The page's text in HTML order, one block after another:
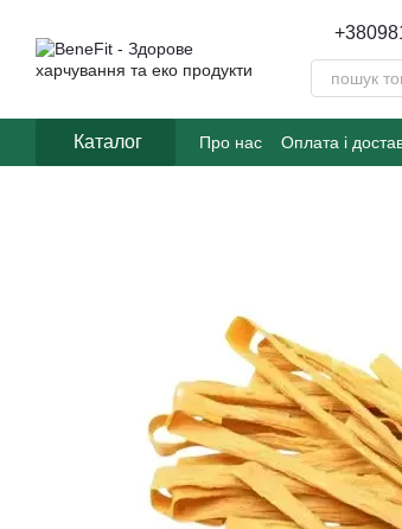
Каталог Про нас Оплата і